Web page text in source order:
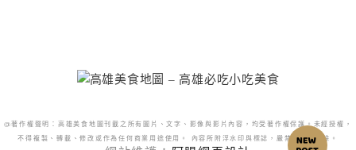
@著作權聲明：高雄美食地圖刊載之所有圖片、文字、影像與影片內容，均受著作權保護。未經授權，
不得複製、轉載、修改或作為任何商業用途使用。 內容所附浮水印與標誌，嚴禁更改或移除。